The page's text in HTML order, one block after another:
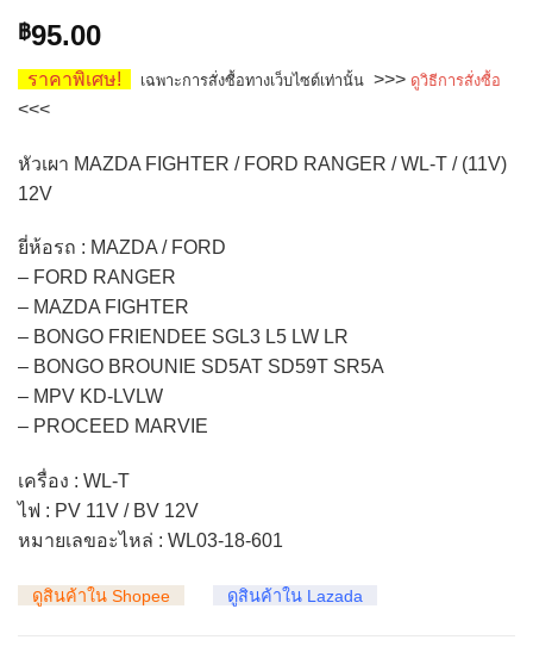
5.00จาก 5
บนการให้
คะแนน
ของลูกค้า
฿95.00
ราคาพิเศษ! เฉพาะการสั่งซื้อทางเว็บไซต์เท่านั้น >>> ดูวิธีการสั่งซื้อ
<<<
หัวเผา MAZDA FIGHTER / FORD RANGER / WL-T / (11V)
12V
ยี่ห้อรถ : MAZDA / FORD
– FORD RANGER
– MAZDA FIGHTER
– BONGO FRIENDEE SGL3 L5 LW LR
– BONGO BROUNIE SD5AT SD59T SR5A
– MPV KD-LVLW
– PROCEED MARVIE
เครื่อง : WL-T
ไฟ : PV 11V / BV 12V
หมายเลขอะไหล่ : WL03-18-601
ดูสินค้าใน Shopee ดูสินค้าใน Lazada